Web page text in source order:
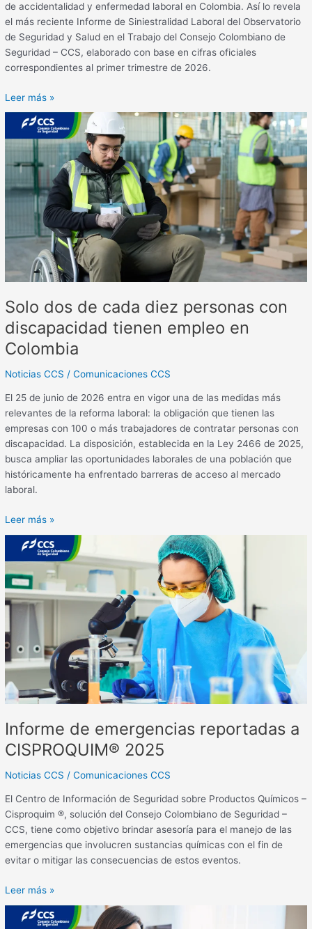
de accidentalidad y enfermedad laboral en Colombia. Así lo revela
el más reciente Informe de Siniestralidad Laboral del Observatorio
de Seguridad y Salud en el Trabajo del Consejo Colombiano de
Seguridad – CCS, elaborado con base en cifras oficiales
correspondientes al primer trimestre de 2026.
Leer más »
Solo dos de cada diez personas con
discapacidad tienen empleo en
Colombia
Noticias CCS /Comunicaciones CCS
El 25 de junio de 2026 entra en vigor una de las medidas más
relevantes de la reforma laboral: la obligación que tienen las
empresas con 100 o más trabajadores de contratar personas con
discapacidad. La disposición, establecida en la Ley 2466 de 2025,
busca ampliar las oportunidades laborales de una población que
históricamente ha enfrentado barreras de acceso al mercado
laboral.
Solo
de
cada
personas
discapacidad
tienen
empleo
en
Leer más »
Informe de emergencias reportadas a
CISPROQUIM® 2025
Noticias CCS /Comunicaciones CCS
El Centro de Información de Seguridad sobre Productos Químicos –
Cisproquim ®, solución del Consejo Colombiano de Seguridad –
CCS, tiene como objetivo brindar asesoría para el manejo de las
emergencias que involucren sustancias químicas con el fin de
evitar o mitigar las consecuencias de estos eventos.
Informe
emergencias
reportadas
a
2025
Leer más »